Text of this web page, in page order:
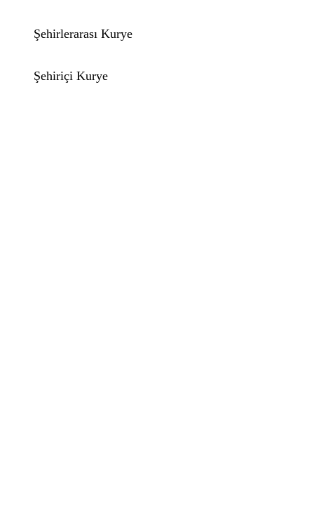
Şehirlerarası Kurye
Şehiriçi Kurye